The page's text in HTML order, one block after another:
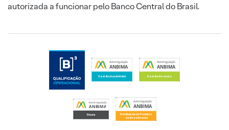
autorizada a funcionar pelo Banco Central do Brasil.